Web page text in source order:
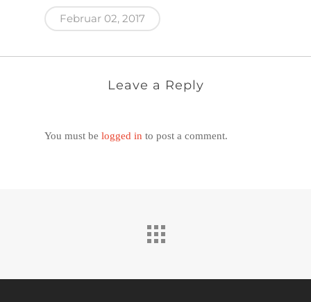
Februar 02, 2017
Leave a Reply
You must be logged in to post a comment.